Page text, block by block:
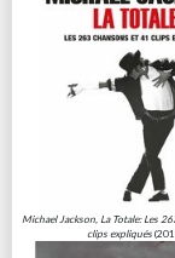
Michael Jackson, La Totale: Les
clips expliqués